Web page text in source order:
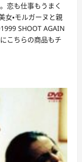
恋も仕事もうまく
女・モルガーヌと親
SHOOT AGAIN
こちらの商品もチ